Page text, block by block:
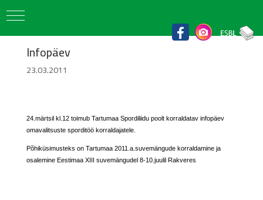
Infopäev
23.03.2011
24.märtsil kl.12 toimub Tartumaa Spordiliidu poolt korraldatav infopäev
omavalitsuste sporditöö korraldajatele.
Põhiküsimusteks on Tartumaa 2011.a.suvemängude korraldamine ja
osalemine Eestimaa XIII suvemängudel 8-10.juulil Rakveres